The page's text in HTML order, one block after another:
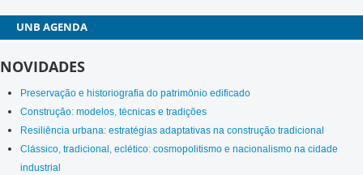
AGENDA
NOVIDADES
Preservação e historiografia do patrimônio edificado
Construção: modelos, técnicas e tradições
Resiliência urbana: estratégias adaptativas na construção tradicional
Clássico, tradicional, eclético: cosmopolitismo e nacionalismo na cidade
industrial